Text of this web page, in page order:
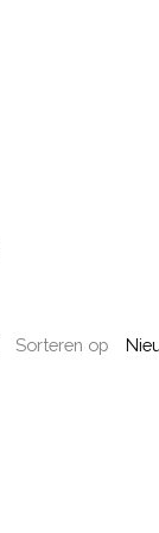
Sorteren op